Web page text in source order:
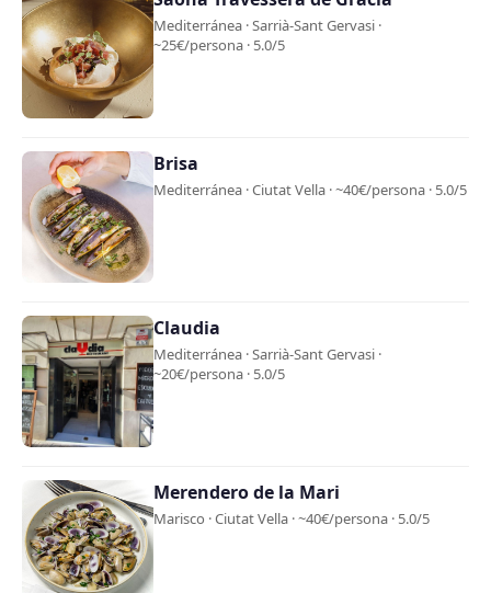
Mediterránea · Sarrià-Sant Gervasi ·
~25€/persona · 5.0/5
Brisa
Mediterránea · Ciutat Vella · ~40€/persona · 5.0/5
Claudia
Mediterránea · Sarrià-Sant Gervasi ·
~20€/persona · 5.0/5
Merendero de la Mari
Marisco · Ciutat Vella · ~40€/persona · 5.0/5